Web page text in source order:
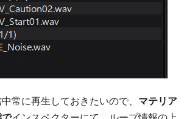
常に再生しておきたいので、 マテリア